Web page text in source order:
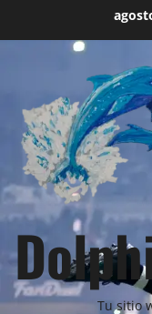
Tu sitio